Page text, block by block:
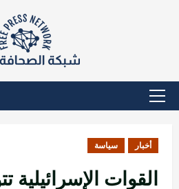
القائمة
أخبار سياسة
القوات